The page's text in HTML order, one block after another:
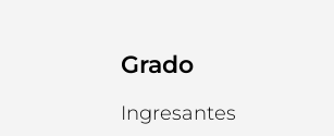
Grado
Ingresantes